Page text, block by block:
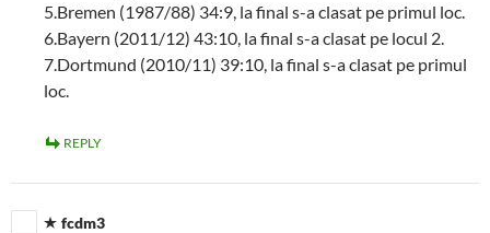
5.Bremen (1987/88) 34:9, la final s-a clasat pe primul loc.
6.Bayern (2011/12) 43:10, la final s-a clasat pe locul 2.
7.Dortmund (2010/11) 39:10, la final s-a clasat pe primul
loc.
REPLY
fcdm3